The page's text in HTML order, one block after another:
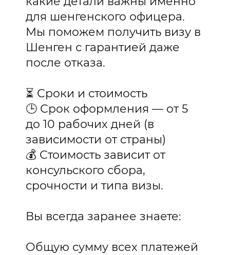
для шенгенского офицера.
Мы поможем получить визу в
Шенген с гарантией даже
после отказа.
⏳ Сроки и стоимость
🕒 Срок оформления — от 5
до 10 рабочих дней (в
зависимости от страны)
💰 Стоимость зависит от
консульского сбора,
срочности и типа визы.
Вы всегда заранее знаете:
Общую сумму всех платежей